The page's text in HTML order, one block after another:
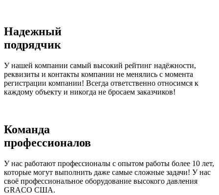
Надежный
подрядчик
У нашей компании самый высокий рейтинг надёжности,
реквизиты и контакты компании не менялись с момента
регистрации компании! Всегда ответственно относимся к
каждому объекту и никогда не бросаем заказчиков!
Команда
профессионалов
У нас работают профессионалы с опытом работы более 10 лет,
которые могут выполнить даже самые сложные задачи! У нас
своё профессиональное оборудование высокого давления
GRACO США.